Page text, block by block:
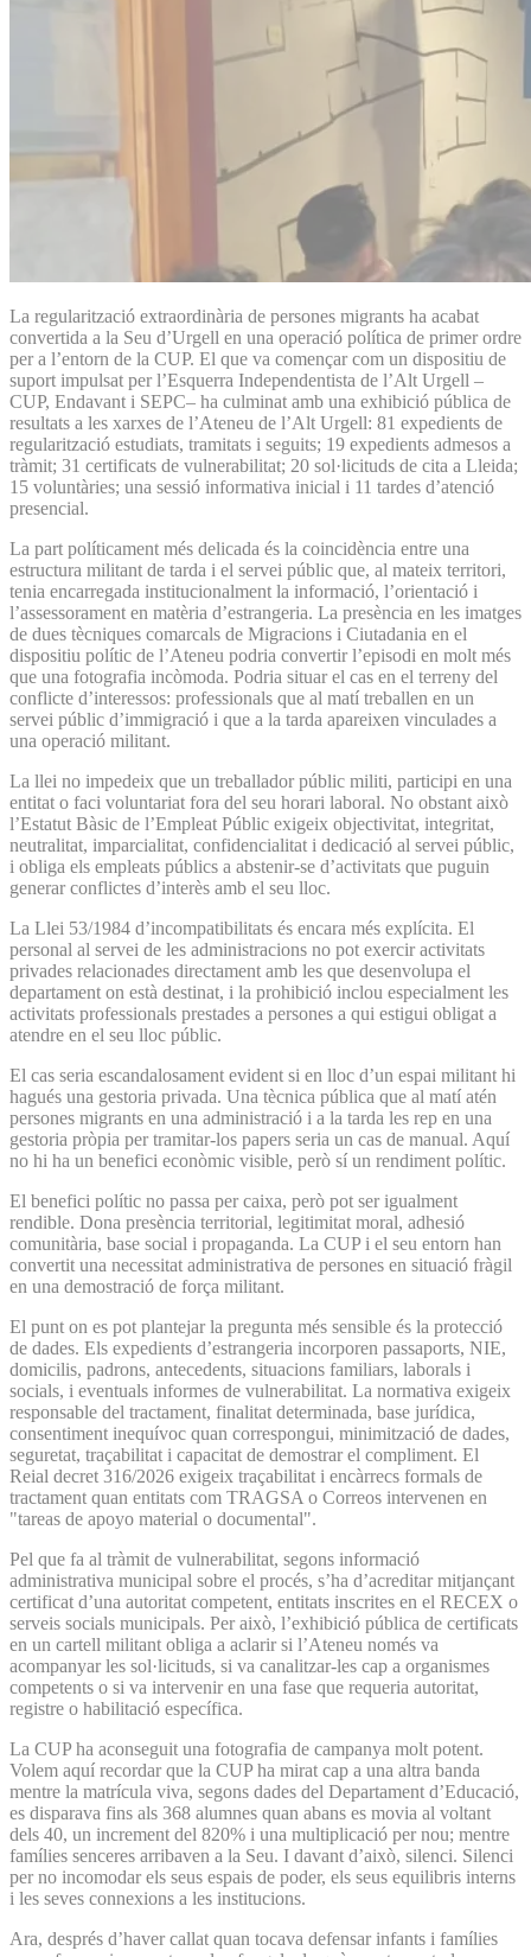
La regularització extraordinària de persones migrants ha acabat
convertida a la Seu d’Urgell en una operació política de primer ordre
per a l’entorn de la CUP. El que va començar com un dispositiu de
suport impulsat per l’Esquerra Independentista de l’Alt Urgell –
CUP, Endavant i SEPC– ha culminat amb una exhibició pública de
resultats a les xarxes de l’Ateneu de l’Alt Urgell: 81 expedients de
regularització estudiats, tramitats i seguits; 19 expedients admesos a
tràmit; 31 certificats de vulnerabilitat; 20 sol·licituds de cita a Lleida;
15 voluntàries; una sessió informativa inicial i 11 tardes d’atenció
presencial.
La part políticament més delicada és la coincidència entre una
estructura militant de tarda i el servei públic que, al mateix territori,
tenia encarregada institucionalment la informació, l’orientació i
l’assessorament en matèria d’estrangeria. La presència en les imatges
de dues tècniques comarcals de Migracions i Ciutadania en el
dispositiu polític de l’Ateneu podria convertir l’episodi en molt més
que una fotografia incòmoda. Podria situar el cas en el terreny del
conflicte d’interessos: professionals que al matí treballen en un
servei públic d’immigració i que a la tarda apareixen vinculades a
una operació militant.
La llei no impedeix que un treballador públic militi, participi en una
entitat o faci voluntariat fora del seu horari laboral. No obstant això
l’Estatut Bàsic de l’Empleat Públic exigeix objectivitat, integritat,
neutralitat, imparcialitat, confidencialitat i dedicació al servei públic,
i obliga els empleats públics a abstenir-se d’activitats que puguin
generar conflictes d’interès amb el seu lloc.
La Llei 53/1984 d’incompatibilitats és encara més explícita. El
personal al servei de les administracions no pot exercir activitats
privades relacionades directament amb les que desenvolupa el
departament on està destinat, i la prohibició inclou especialment les
activitats professionals prestades a persones a qui estigui obligat a
atendre en el seu lloc públic.
El cas seria escandalosament evident si en lloc d’un espai militant hi
hagués una gestoria privada. Una tècnica pública que al matí atén
persones migrants en una administració i a la tarda les rep en una
gestoria pròpia per tramitar-los papers seria un cas de manual. Aquí
no hi ha un benefici econòmic visible, però sí un rendiment polític.
El benefici polític no passa per caixa, però pot ser igualment
rendible. Dona presència territorial, legitimitat moral, adhesió
comunitària, base social i propaganda. La CUP i el seu entorn han
convertit una necessitat administrativa de persones en situació fràgil
en una demostració de força militant.
El punt on es pot plantejar la pregunta més sensible és la protecció
de dades. Els expedients d’estrangeria incorporen passaports, NIE,
domicilis, padrons, antecedents, situacions familiars, laborals i
socials, i eventuals informes de vulnerabilitat. La normativa exigeix
responsable del tractament, finalitat determinada, base jurídica,
consentiment inequívoc quan correspongui, minimització de dades,
seguretat, traçabilitat i capacitat de demostrar el compliment. El
Reial decret 316/2026 exigeix traçabilitat i encàrrecs formals de
tractament quan entitats com TRAGSA o Correos intervenen en
"tareas de apoyo material o documental".
Pel que fa al tràmit de vulnerabilitat, segons informació
administrativa municipal sobre el procés, s’ha d’acreditar mitjançant
certificat d’una autoritat competent, entitats inscrites en el RECEX o
serveis socials municipals. Per això, l’exhibició pública de certificats
en un cartell militant obliga a aclarir si l’Ateneu només va
acompanyar les sol·licituds, si va canalitzar-les cap a organismes
competents o si va intervenir en una fase que requeria autoritat,
registre o habilitació específica.
La CUP ha aconseguit una fotografia de campanya molt potent.
Volem aquí recordar que la CUP ha mirat cap a una altra banda
mentre la matrícula viva, segons dades del Departament d’Educació,
es disparava fins als 368 alumnes quan abans es movia al voltant
dels 40, un increment del 820% i una multiplicació per nou; mentre
famílies senceres arribaven a la Seu. I davant d’això, silenci. Silenci
per no incomodar els seus espais de poder, els seus equilibris interns
i les seves connexions a les institucions.
Ara, després d’haver callat quan tocava defensar infants i famílies